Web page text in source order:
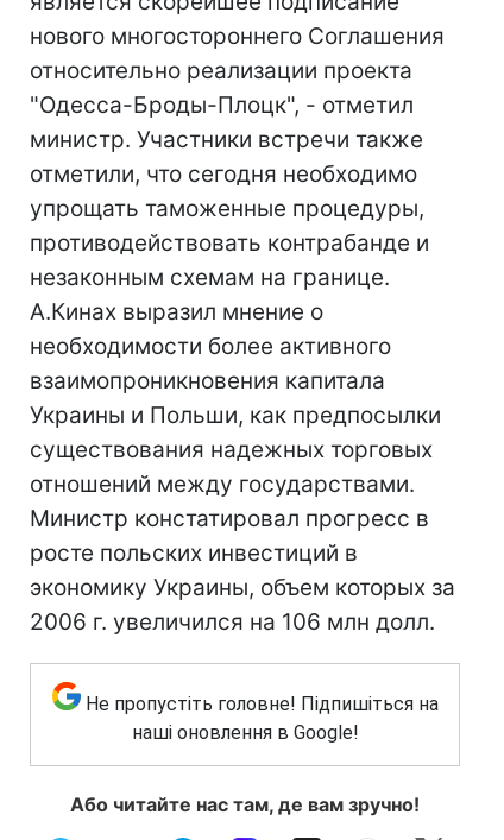
нового многостороннего Соглашения
относительно реализации проекта
"Одесса-Броды-Плоцк", - отметил
министр. Участники встречи также
отметили, что сегодня необходимо
упрощать таможенные процедуры,
противодействовать контрабанде и
незаконным схемам на границе.
А.Кинах выразил мнение о
необходимости более активного
взаимопроникновения капитала
Украины и Польши, как предпосылки
существования надежных торговых
отношений между государствами.
Министр констатировал прогресс в
росте польских инвестиций в
экономику Украины, объем которых за
2006 г. увеличился на 106 млн долл.
Не пропустіть головне! Підпишіться на
наші оновлення в Google!
Або читайте нас там, де вам зручно!